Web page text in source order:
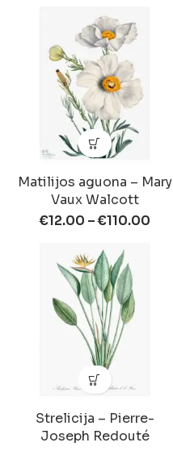
Matilijos aguona – Mary
Vaux Walcott
€12.00 –€110.00
Strelicija – Pierre-
Joseph Redouté